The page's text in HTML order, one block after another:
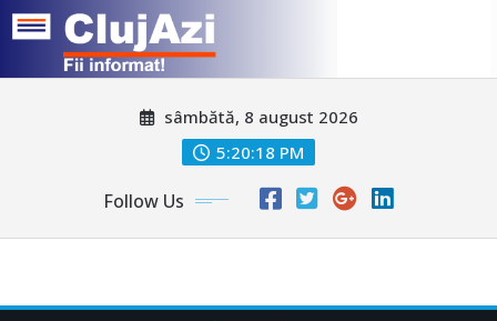
sâmbătă, 8 august 2026
5:20:21 PM
Follow Us